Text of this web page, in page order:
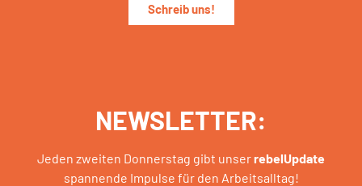
Schreib uns!
NEWSLETTER:
Jeden zweiten Donnerstag gibt unserrebelUpdate
spannende Impulse für den Arbeitsalltag!